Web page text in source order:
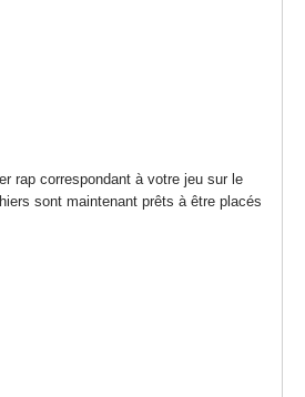
rap correspondant à votre jeu sur le
sont maintenant prêts à être placés